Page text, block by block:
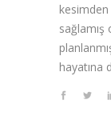
sağlamış
hayatına